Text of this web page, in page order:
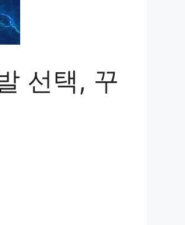
선택, 꾸